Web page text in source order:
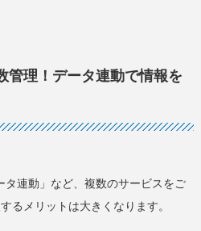
管理！データ連動で情報を
タ連動」など、複数のサービスをご
るメリットは大きくなります。